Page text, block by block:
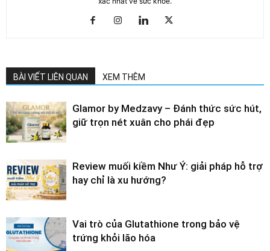
BÀI VIẾT LIÊN QUAN XEM THÊM
Glamor by Medzavy – Đánh thức sức hút,
giữ trọn nét xuân cho phái đẹp
Review muối kiềm Như Ý: giải pháp hỗ trợ
hay chỉ là xu hướng?
Vai trò của Glutathione trong bảo vệ
trứng khỏi lão hóa